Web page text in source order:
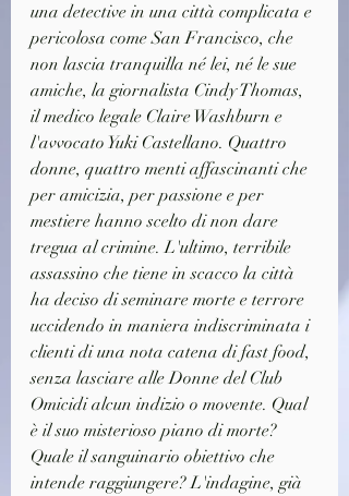
una detective in una città complicata e
pericolosa come San Francisco, che
non lascia tranquilla né lei, né le sue
amiche, la giornalista Cindy Thomas,
il medico legale Claire Washburn e
l'avvocato Yuki Castellano. Quattro
donne, quattro menti affascinanti che
per amicizia, per passione e per
mestiere hanno scelto di non dare
tregua al crimine. L'ultimo, terribile
assassino che tiene in scacco la città
ha deciso di seminare morte e terrore
uccidendo in maniera indiscriminata i
clienti di una nota catena di fast food,
senza lasciare alle Donne del Club
Omicidi alcun indizio o movente. Qual
è il suo misterioso piano di morte?
Quale il sanguinario obiettivo che
intende raggiungere? L'indagine, già